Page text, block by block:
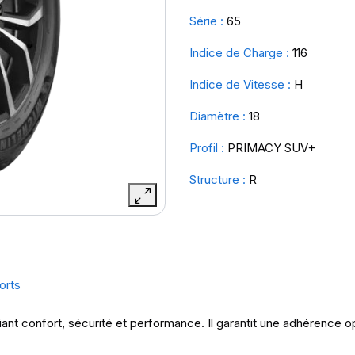
Série : 65
Indice de Charge : 116
Indice de Vitesse : H
Diamètre : 18
Profil : PRIMACY SUV+
Structure : R
confort, sécurité et performance. Il garantit une adhérence